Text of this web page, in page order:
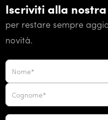
Iscriviti alla
per restare sempre
novità.